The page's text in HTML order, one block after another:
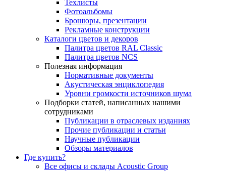
Техлисты
Фотоальбомы
Брошюры, презентации
Рекламные конструкции
Каталоги цветов и декоров
Палитра цветов RAL Сlassic
Палитра цветов NCS
Полезная информация
Нормативные документы
Акустическая энциклопедия
Уровни громкости источников шума
Подборки статей, написанных нашими
сотрудниками
Публикации в отраслевых изданиях
Прочие публикации и статьи
Научные публикации
Обзоры материалов
Где купить?
Все офисы и склады Acoustic Group